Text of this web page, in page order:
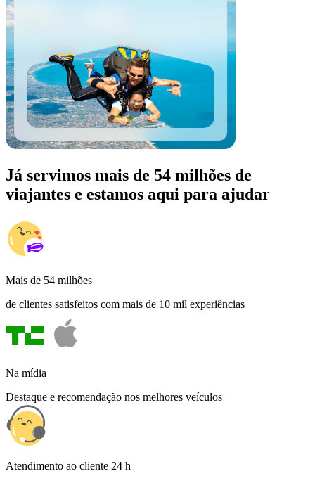
Já servimos mais de 54 milhões de
viajantes e estamos aqui para ajudar
Mais de 54 milhões
de clientes satisfeitos com mais de 10 mil experiências
Na mídia
Destaque e recomendação nos melhores veículos
Atendimento ao cliente 24 h